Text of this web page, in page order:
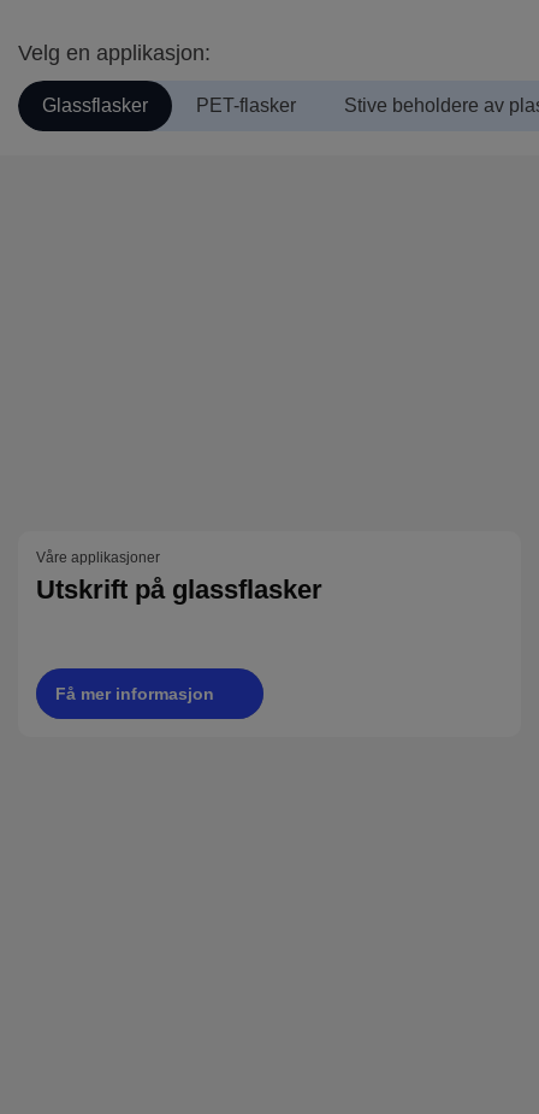
Velg en applikasjon:
Glassflasker PET-flasker Stive beholdere av
Våre applikasjoner
Utskrift på glassflasker
Få mer informasjon